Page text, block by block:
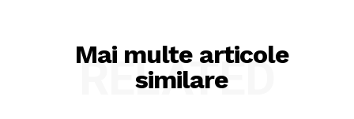
Mai multe articole
similare
RELATED